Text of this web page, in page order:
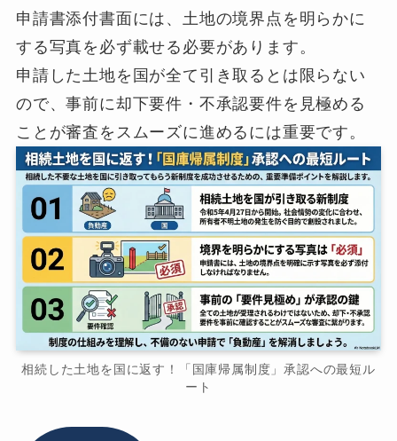
申請書添付書面には、土地の境界点を明らかに
する写真を必ず載せる必要があります。
申請した土地を国が全て引き取るとは限らない
ので、事前に却下要件・不承認要件を見極める
ことが審査をスムーズに進めるには重要です。
相続した土地を国に返す！「国庫帰属制度」承認への最短ル
ート